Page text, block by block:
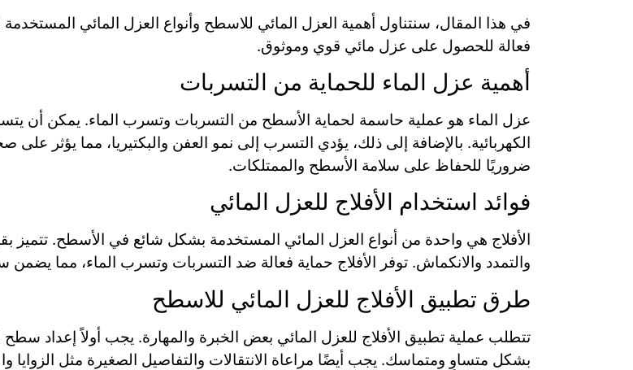
في هذا المقال، سنتناول أهمية العزل المائي للاسطح وأنواع العزل المائي
فعالة للحصول على عزل مائي قوي وموثوق.
أهمية عزل الماء للحماية من التسربات
عزل الماء هو عملية حاسمة لحماية الأسطح من التسربات وتسرب الماء. يمكن أن
الكهربائية. بالإضافة إلى ذلك، يؤدي التسرب إلى نمو العفن والبكتيريا، مما يؤثر على
ضروريًا للحفاظ على سلامة الأسطح والممتلكات.
فوائد استخدام الأفلاج للعزل المائي
الأفلاج هي واحدة من أنواع العزل المائي المستخدمة بشكل شائع في الأسطح. تتميز
والتمدد والانكماش. توفر الأفلاج حماية فعالة ضد التسربات وتسرب الماء، مما
طرق تطبيق الأفلاج للعزل المائي للاسطح
تتطلب عملية تطبيق الأفلاج للعزل المائي بعض الخبرة والمهارة. يجب أولاً إعداد
بشكل متساوٍ ومتماسك. يجب أيضًا مراعاة الانتقالات والتفاصيل الصغيرة مثل